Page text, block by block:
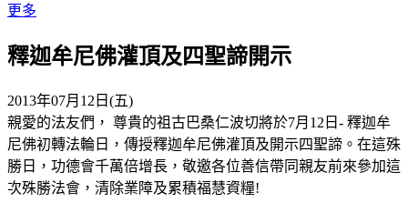
更多
釋迦牟尼佛灌頂及四聖諦開示
2013年07月12日(五)
親愛的法友們， 尊貴的祖古巴桑仁波切將於7月12日- 釋迦牟
尼佛初轉法輪日，傳授釋迦牟尼佛灌頂及開示四聖諦。在這殊
勝日，功德會千萬倍增長，敬邀各位善信帶同親友前來參加這
次殊勝法會，清除業障及累積福慧資糧!